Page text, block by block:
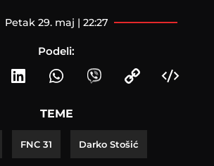
petak 29. maj | 22:27
Podeli:
TEME
FNC 31 Darko Stošić